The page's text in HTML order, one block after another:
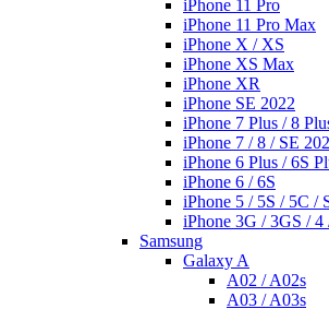
iPhone 11 Pro
iPhone 11 Pro Max
iPhone X / XS
iPhone XS Max
iPhone XR
iPhone SE 2022
iPhone 7 Plus / 8
iPhone 7 / 8 / SE
iPhone 6 Plus / 6S
iPhone 6 / 6S
iPhone 5 / 5S / 5C /
iPhone 3G / 3GS / 4
Samsung
Galaxy A
A02 / A02s
A03 / A03s